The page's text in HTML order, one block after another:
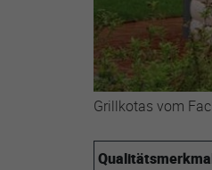
Grillkotas vom